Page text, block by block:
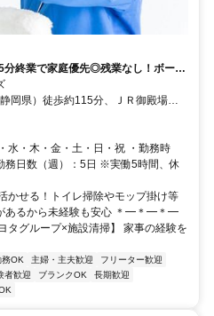
終業で家庭優先◎残業なし！ボーナ
岡県）徒歩約115分、ＪＲ御殿場線
殿場ICより車15分
水・木・金・土・日・祝 ・勤務時
務日数（週）：5日 ※実働5時間、休
かせる！トイレ掃除やモップ掛け等
あるから未経験も安心 ＊━＊━＊━
グループ×施設清掃】 家事の経験を
OK 主婦・主夫歓迎
フリーター歓迎
者歓迎 ブランクOK
長期歓迎